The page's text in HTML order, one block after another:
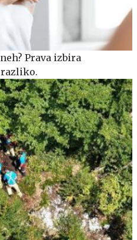
Prava izbira